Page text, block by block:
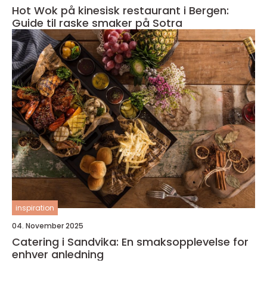
Hot Wok på kinesisk restaurant i Bergen:
Guide til raske smaker på Sotra
inspiration
04. November 2025
Catering i Sandvika: En smaksopplevelse for
enhver anledning